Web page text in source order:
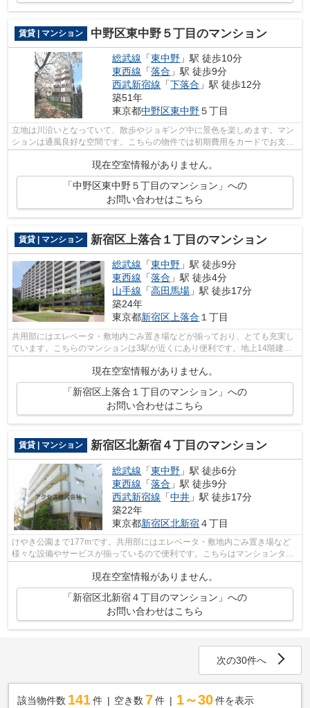
賃貸 | マンション 中野区東中野５丁目のマンション
総武線 「東中野 」駅 徒歩10分
東西線 「落合 」駅 徒歩9分
西武新宿線 「下落合 」駅 徒歩12分
築51年
東京都中野区東中野５丁目
立地は川沿いとなっていて、散歩やジョギング中に景色を楽しめます。マン
ションは通風良好な空間です。こちらの物件では初期費用をカードでお支払
現在空室情報がありません。
「中野区東中野５丁目のマンション」への
お問い合わせはこちら
賃貸 | マンション 新宿区上落合１丁目のマンション
総武線 「東中野 」駅 徒歩9分
東西線 「落合 」駅 徒歩4分
山手線 「高田馬場 」駅 徒歩17分
築24年
東京都新宿区 上落合 １丁目
共用部にはエレベータ・敷地内ごみ置き場などが揃っており、とても充実し
ています。こちらのマンションは3駅が近くにあり便利です。地上14階建て
の物件。風通しが良好なので、いつでも...
現在空室情報がありません。
「新宿区上落合１丁目のマンション」への
お問い合わせはこちら
賃貸 | マンション 新宿区北新宿４丁目のマンション
総武線 「東中野 」駅 徒歩6分
東西線 「落合 」駅 徒歩9分
西武新宿線 「中井 」駅 徒歩17分
築22年
東京都新宿区北新宿４丁目
けやき公園まで177mです。共用部にはエレベータ・敷地内ごみ置き場など
様々な設備やサービスが揃っているので便利です。こちらはマンションタイ
現在空室情報がありません。
「新宿区北新宿４丁目のマンション」への
お問い合わせはこちら
次の30件へ
該当物件数 141件 空き数 7 件 1～30 件を表示